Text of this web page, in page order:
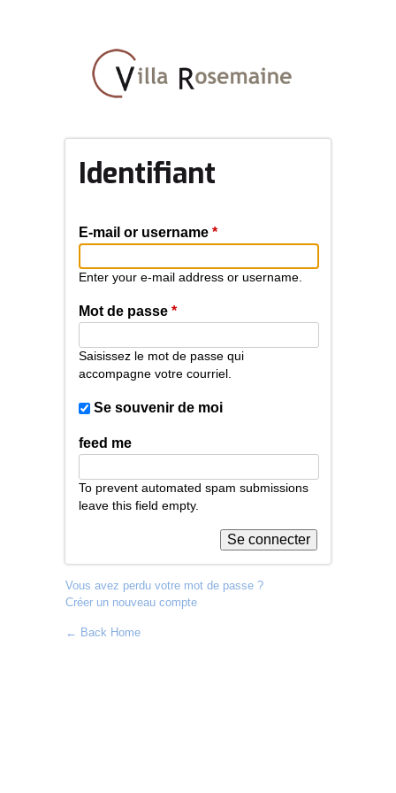
contenu
principal
Identifiant
E-mail or username *
Enter your e-mail address or username.
Mot de passe *
Saisissez le mot de passe qui
accompagne votre courriel.
Se souvenir de moi
feed me
To prevent automated spam submissions
leave this field empty.
Vous avez perdu votre mot de passe ?
Créer un nouveau compte
← Back Home